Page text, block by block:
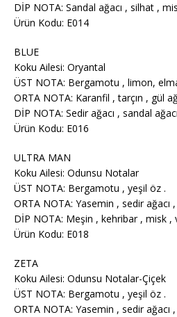
DİP NOTA: Sandal ağacı , silhat ,
Ürün Kodu: E014
BLUE
Koku Ailesi: Oryantal
ÜST NOTA: Bergamotu , limon,
ORTA NOTA: Karanfil , tarçın , gül
DİP NOTA: Sedir ağacı , sandal
Ürün Kodu: E016
ULTRA MAN
Koku Ailesi: Odunsu Notalar
ÜST NOTA: Bergamotu , yeşil öz .
ORTA NOTA: Yasemin , sedir ağacı
DİP NOTA: Meşin , kehribar , misk ,
Ürün Kodu: E018
ZETA
Koku Ailesi: Odunsu Notalar-Çiçek
ÜST NOTA: Bergamotu , yeşil öz .
ORTA NOTA: Yasemin , sedir ağacı